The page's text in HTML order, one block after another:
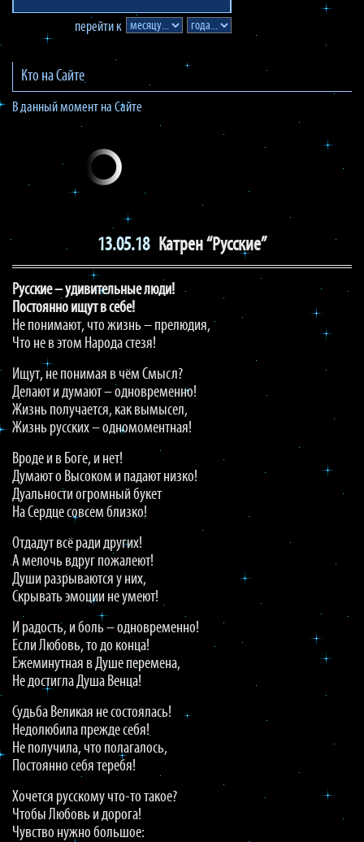
перейти к
Кто на Сайте
В данный момент на Сайте
13.05.18 Катрен “Русские”
Русские – удивительные люди!
Постоянно ищут в себе!
Не понимают, что жизнь – прелюдия,
Что не в этом Народа стезя!
Ищут, не понимая в чём Смысл?
Делают и думают – одновременно!
Жизнь получается, как вымысел,
Жизнь русских – одномоментная!
Вроде и в Боге, и нет!
Думают о Высоком и падают низко!
Дуальности огромный букет
На Сердце совсем близко!
Отдадут всё ради других!
А мелочь вдруг пожалеют!
Души разрываются у них,
Скрывать эмоции не умеют!
И радость, и боль – одновременно!
Если Любовь, то до конца!
Ежеминутная в Душе перемена,
Не достигла Душа Венца!
Судьба Великая не состоялась!
Недолюбила прежде себя!
Не получила, что полагалось,
Постоянно себя теребя!
Хочется русскому что-то такое?
Чтобы Любовь и дорога!
Чувство нужно большое: